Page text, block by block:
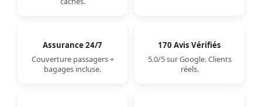
Assurance 24/7
Couverture passagers +
bagages incluse.
170 Avis Vérifiés
5.0/5 sur Google. Clients
réels.